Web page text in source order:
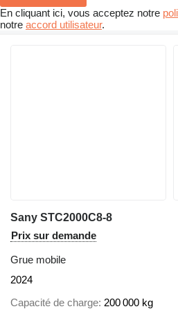
En cliquant ici, vous acceptez notre
notre accord utilisateur.
Sany STC2000C8-8
Prix sur demande
Grue mobile
2024
Capacité de charge 200 000 kg